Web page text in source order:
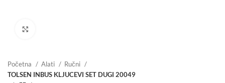
Početna Alati
Ručni
TOLSEN INBUS KLJUCEVI SET DUGI 20049